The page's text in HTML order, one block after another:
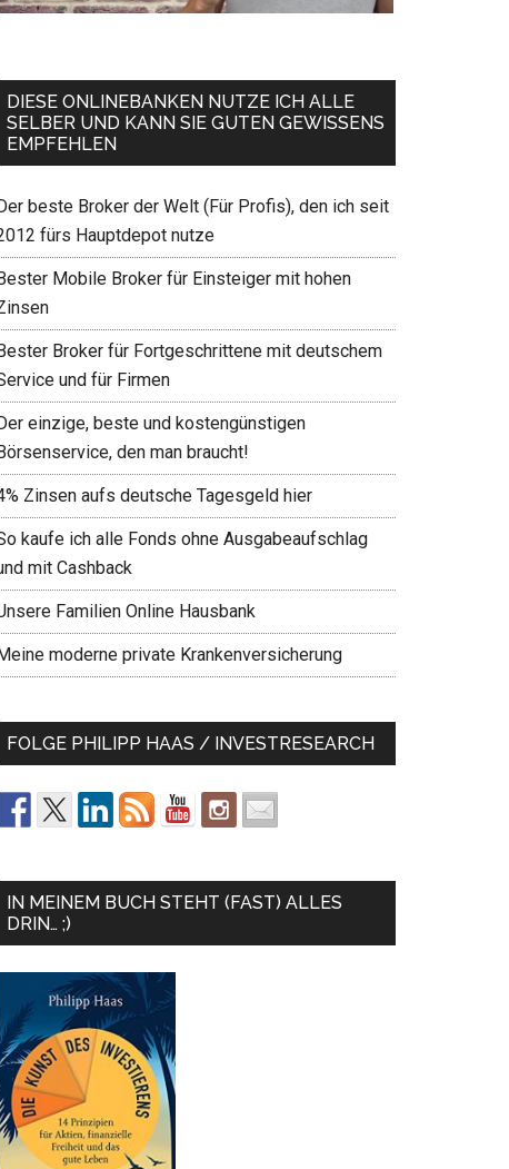
DIESE ONLINEBANKEN NUTZE ICH ALLE
SELBER UND KANN SIE GUTEN GEWISSENS
EMPFEHLEN
beste Broker der Welt (Für Profis), den ich seit
fürs Hauptdepot nutze
Mobile Broker für Einsteiger mit hohen
Broker für Fortgeschrittene mit deutschem
und für Firmen
einzige, beste und kostengünstigen
den man braucht!
Zinsen aufs deutsche Tagesgeld hier
kaufe ich alle Fonds ohne Ausgabeaufschlag
mit Cashback
Familien Online Hausbank
moderne private Krankenversicherung
FOLGE PHILIPP HAAS / INVESTRESEARCH
IN MEINEM BUCH STEHT (FAST) ALLES
DRIN… ;)